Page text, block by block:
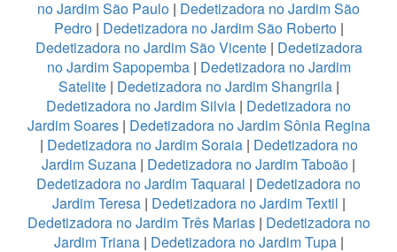
no Jardim São Paulo | Dedetizadora no Jardim São
Pedro| Dedetizadora no Jardim São Roberto|
Dedetizadora no Jardim São Vicente| Dedetizadora
no Jardim Sapopemba| Dedetizadora no Jardim
Satelite| Dedetizadora no Jardim Shangrila|
Dedetizadora no Jardim Silvia | Dedetizadora no
Jardim Soares| Dedetizadora no Jardim Sônia Regina
| Dedetizadora no Jardim Soraia| Dedetizadora no
Jardim Suzana | Dedetizadora no Jardim Taboão |
Dedetizadora no Jardim Taquaral | Dedetizadora no
Jardim Teresa| Dedetizadora no Jardim Textil |
Dedetizadora no Jardim Três Marias| Dedetizadora no
Jardim Triana| Dedetizadora no Jardim Tupa|